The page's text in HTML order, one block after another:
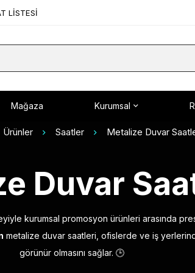
LİSTESİ
Mağaza Kurumsal
Ürünler Saatler Metalize Duvar
Duvar
kurumsal promosyon ürünleri arasında
metalize duvar saatleri, ofislerde ve iş
görünür olmasını sağlar. 🕒